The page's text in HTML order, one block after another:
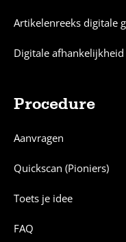
Artikelenreeks digitale
Digitale
Procedure
Aanvragen
Quickscan (Pioniers)
Toets je idee
FAQ